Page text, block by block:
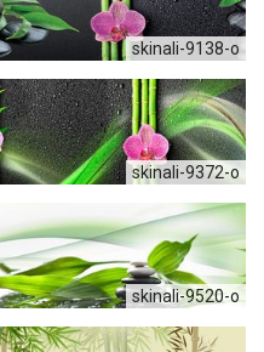
skinali-9138-o
skinali-9372-o
skinali-9520-o